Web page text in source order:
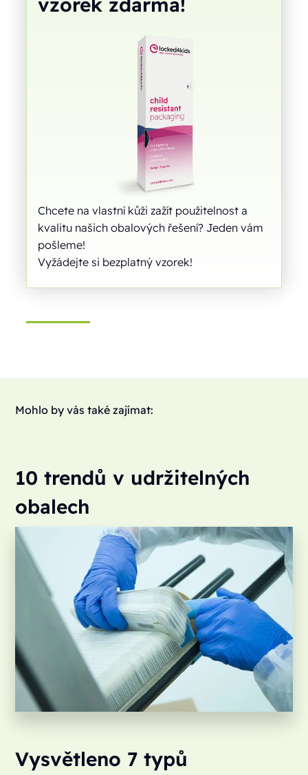
Chcete na vlastní kůži zažít použitelnost a
kvalitu našich obalových řešení? Jeden vám
pošleme!
Vyžádejte si bezplatný vzorek!
Mohlo by vás také zajímat:
10 trendů v udržitelných
obalech
Vysvětleno 7 typů